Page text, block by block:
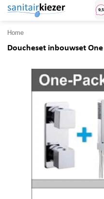
Ga
inhoud
Home
Doucheset inbouwset